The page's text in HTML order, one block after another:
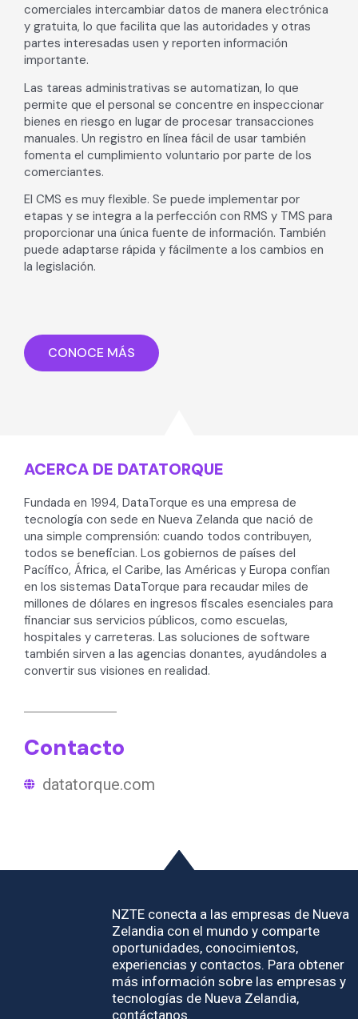
CONOCE MÁS
comerciales intercambiar datos de manera electrónica
y gratuita, lo que facilita que las autoridades y otras
partes interesadas usen y reporten información
importante.
Las tareas administrativas se automatizan, lo que
permite que el personal se concentre en inspeccionar
bienes en riesgo en lugar de procesar transacciones
manuales. Un registro en línea fácil de usar también
fomenta el cumplimiento voluntario por parte de los
comerciantes.
El CMS es muy flexible. Se puede implementar por
etapas y se integra a la perfección con RMS y TMS para
proporcionar una única fuente de información. También
puede adaptarse rápida y fácilmente a los cambios en
la legislación.
ACERCA DE DATATORQUE
Fundada en 1994, DataTorque es una empresa de
tecnología con sede en Nueva Zelanda que nació de
una simple comprensión: cuando todos contribuyen,
todos se benefician. Los gobiernos de países del
Pacífico, África, el Caribe, las Américas y Europa confían
en los sistemas DataTorque para recaudar miles de
millones de dólares en ingresos fiscales esenciales para
financiar sus servicios públicos, como escuelas,
hospitales y carreteras. Las soluciones de software
también sirven a las agencias donantes, ayudándoles a
convertir sus visiones en realidad.
Contacto
datatorque.com
NZTE conecta a las empresas de Nueva
Zelandia con el mundo y comparte
oportunidades, conocimientos,
experiencias y contactos. Para obtener
más información sobre las empresas y
tecnologías de Nueva Zelandia,
contáctanos.